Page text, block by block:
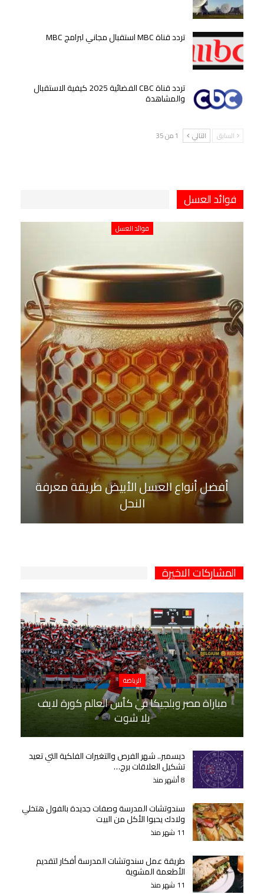
تردد قناة MBC استقبال مجاني لبرامج MBC
تردد قناة CBC الفضائية 2025 كيفية الاستقبال
والمشاهدة
السابق التالي 1 من 35
فوائد العسل
فوائد العسل
أفضل أنواع العسل الأبيض طريقة معرفة
النحل
المشاركات الاخيرة
الرياضة
مباراة مصر وبلجيكا في كأس العالم كورة لايف
يلا شوت
ديسمبر.. شهر الفرص والتغيرات الفلكية التي تعيد
تشكيل العلاقات برج…
8 أشهر منذ
سندوتشات المدرسة وصفات جديدة بالفول هتخلي
ولادك يحبوا الأكل من البيت
11 شهر منذ
طريقة عمل سندوتشات المدرسة أفكار لتقديم
الأطعمة المشوية
11 شهر منذ